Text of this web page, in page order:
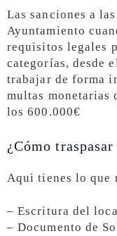
Las sanciones a
Ayuntamiento
requisitos legales
categorías, desde
trabajar de forma
multas monetarias
los 600.000€
¿Cómo
Aqui tienes lo que
– Escritura del
– Documento de